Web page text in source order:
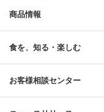
商品情報
食を、知る・楽しむ
お客様相談センター